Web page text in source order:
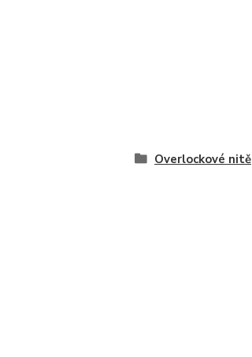
Overlockové nitě